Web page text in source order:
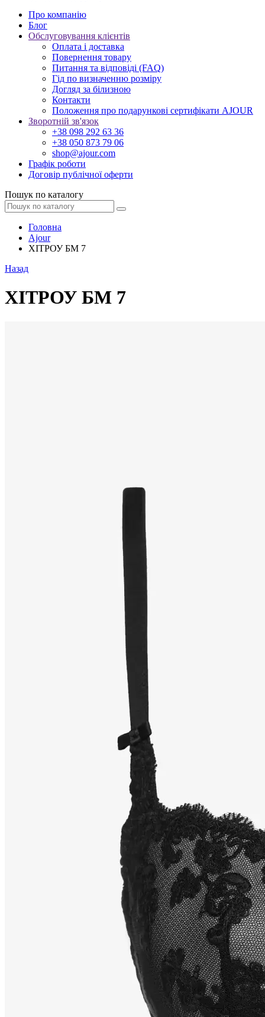
Про компанію
Блог
Обслуговування клієнтів
Оплата і доставка
Повернення товару
Питання та відповіді (FAQ)
Гід по визначенню розміру
Догляд за білизною
Контакти
Положення про подарункові сертифікати AJOUR
Зворотній зв'язок
+38 098 292 63 36
+38 050 873 79 06
shop@ajour.com
Графік роботи
Договір публічної оферти
Пошук по каталогу
Головна
Ajour
ХІТРОУ БМ 7
Назад
ХІТРОУ БМ 7